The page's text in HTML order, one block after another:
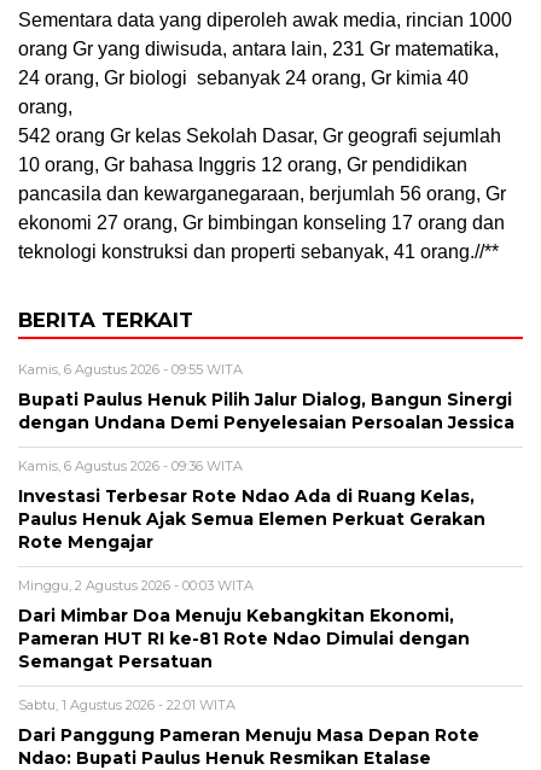
Sementara data yang diperoleh awak media, rincian 1000
orang Gr yang diwisuda, antara lain, 231 Gr matematika,
24 orang, Gr biologi sebanyak 24 orang, Gr kimia 40
orang,
542 orang Gr kelas Sekolah Dasar, Gr geografi sejumlah
10 orang, Gr bahasa Inggris 12 orang, Gr pendidikan
pancasila dan kewarganegaraan, berjumlah 56 orang, Gr
ekonomi 27 orang, Gr bimbingan konseling 17 orang dan
teknologi konstruksi dan properti sebanyak, 41 orang.//**
BERITA TERKAIT
Kamis, 6 Agustus 2026 - 09:55 WITA
Bupati Paulus Henuk Pilih Jalur Dialog, Bangun Sinergi
dengan Undana Demi Penyelesaian Persoalan Jessica
Kamis, 6 Agustus 2026 - 09:36 WITA
Investasi Terbesar Rote Ndao Ada di Ruang Kelas,
Paulus Henuk Ajak Semua Elemen Perkuat Gerakan
Rote Mengajar
Minggu, 2 Agustus 2026 - 00:03 WITA
Dari Mimbar Doa Menuju Kebangkitan Ekonomi,
Pameran HUT RI ke-81 Rote Ndao Dimulai dengan
Semangat Persatuan
Sabtu, 1 Agustus 2026 - 22:01 WITA
Dari Panggung Pameran Menuju Masa Depan Rote
Ndao: Bupati Paulus Henuk Resmikan Etalase